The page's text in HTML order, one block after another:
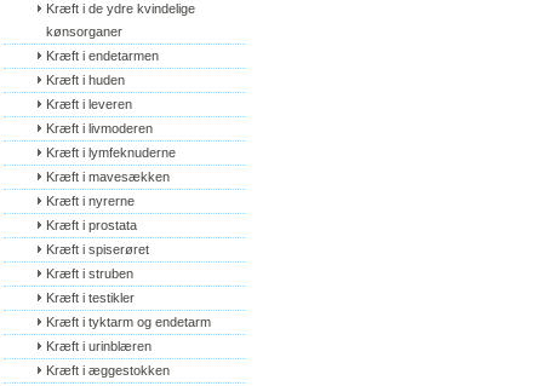
Kræft i de ydre kvindelige
kønsorganer
Kræft i endetarmen
Kræft i huden
Kræft i leveren
Kræft i livmoderen
Kræft i lymfeknuderne
Kræft i mavesækken
Kræft i nyrerne
Kræft i prostata
Kræft i spiserøret
Kræft i struben
Kræft i testikler
Kræft i tyktarm og endetarm
Kræft i urinblæren
Kræft i æggestokken